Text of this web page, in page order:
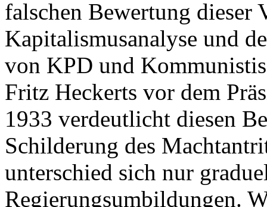
falschen Bewertung dieser
Kapitalismusanalyse und
von KPD und
Fritz Heckerts vor dem
1933 verdeutlicht diesen
Schilderung des
unterschied sich nur
Regierungsumbildungen.